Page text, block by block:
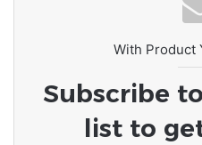
With Product
Subscribe
list to